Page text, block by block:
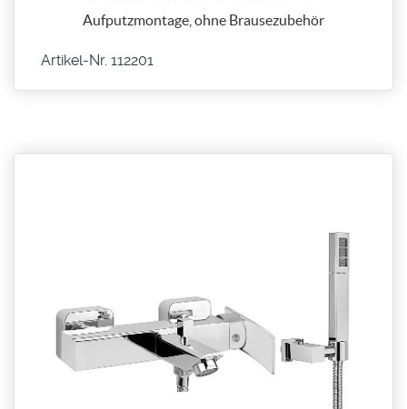
Aufputzmontage, ohne Brausezubehör
Artikel-Nr. 112201